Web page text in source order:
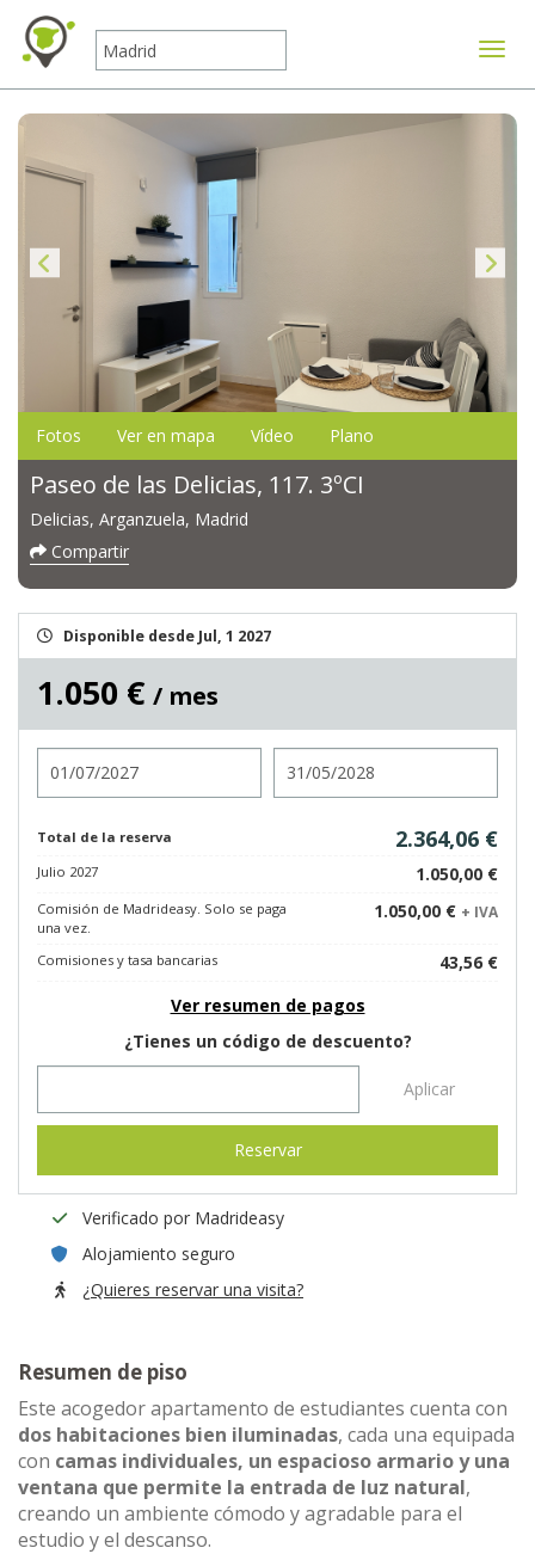
Fotos Ver en mapa Vídeo Plano
Paseo de las Delicias, 117. 3ºCI
Delicias, Arganzuela, Madrid
Compartir
Disponible desde Jul, 1 2027
1.050 € / mes
Total de la reserva 2.364,06 €
Julio 2027 1.050,00 €
Comisión de Madrideasy. Solo se paga
una vez.
1.050,00 € + IVA
Comisiones y tasa bancarias
43,56 €
Ver resumen de pagos
¿Tienes un código de descuento?
Aplicar
Reservar
Verificado por Madrideasy
Alojamiento seguro
¿Quieres reservar una visita?
Resumen de piso
Este acogedor apartamento de estudiantes cuenta con
dos habitaciones bien iluminadas, cada una equipada
con camas individuales, un espacioso armario y una
ventana que permite la entrada de luz natural,
creando un ambiente cómodo y agradable para el
estudio y el descanso.